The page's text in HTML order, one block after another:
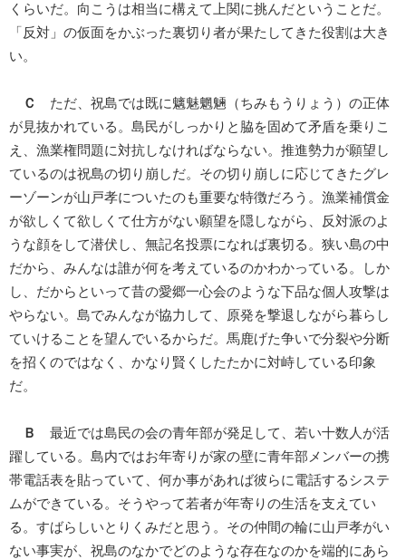
くらいだ。向こうは相当に構えて上関に挑んだということだ。
「反対」の仮面をかぶった裏切り者が果たしてきた役割は大き
い。
Ｃ ただ、祝島では既に魑魅魍魎（ちみもうりょう）の正体
が見抜かれている。島民がしっかりと脇を固めて矛盾を乗りこ
え、漁業権問題に対抗しなければならない。推進勢力が願望し
ているのは祝島の切り崩しだ。その切り崩しに応じてきたグレ
ーゾーンが山戸孝についたのも重要な特徴だろう。漁業補償金
が欲しくて欲しくて仕方がない願望を隠しながら、反対派のよ
うな顔をして潜伏し、無記名投票になれば裏切る。狭い島の中
だから、みんなは誰が何を考えているのかわかっている。しか
し、だからといって昔の愛郷一心会のような下品な個人攻撃は
やらない。島でみんなが協力して、原発を撃退しながら暮らし
ていけることを望んでいるからだ。馬鹿げた争いで分裂や分断
を招くのではなく、かなり賢くしたたかに対峙している印象
だ。
Ｂ
最近では島民の会の青年部が発足して、若い十数人が活
躍している。島内ではお年寄りが家の壁に青年部メンバーの携
帯電話表を貼っていて、何か事があれば彼らに電話するシステ
ムができている。そうやって若者が年寄りの生活を支えてい
る。すばらしいとりくみだと思う。その仲間の輪に山戸孝がい
ない事実が、祝島のなかでどのような存在なのかを端的にあら